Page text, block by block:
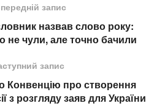
запис
назвав слово року:
не чули, але точно бачили
запис
Конвенцію про створення
з розгляду заяв для України